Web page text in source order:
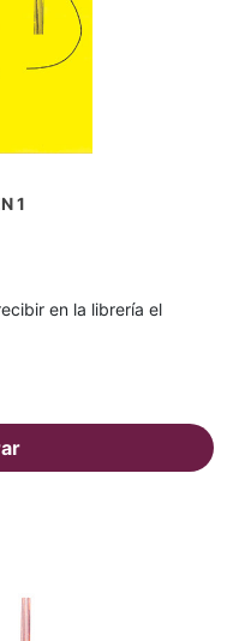
1
en la librería el